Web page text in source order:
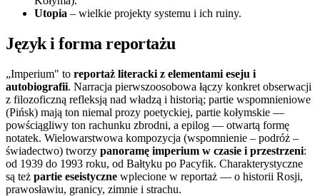
Utopia – wielkie projekty systemu i ich ruiny.
Język i forma reportażu
„Imperium" to reportaż literacki z elementami eseju i
autobiografii. Narracja pierwszoosobowa łączy konkret obserwacji
z filozoficzną refleksją nad władzą i historią; partie wspomnieniowe
(Pińsk) mają ton niemal prozy poetyckiej, partie kołymskie —
powściągliwy ton rachunku zbrodni, a epilog — otwartą formę
notatek. Wielowarstwowa kompozycja (wspomnienie – podróż –
świadectwo) tworzy panoramę imperium w czasie i przestrzeni:
od 1939 do 1993 roku, od Bałtyku po Pacyfik. Charakterystyczne
są też partie eseistyczne wplecione w reportaż — o historii Rosji,
prawosławiu, granicy, zimnie i strachu.